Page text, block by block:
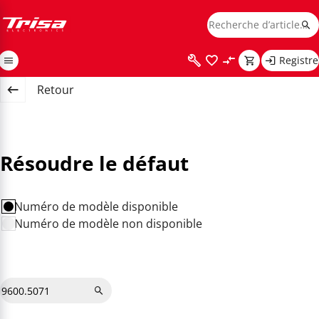
Registre
Retour
Résoudre le défaut
Numéro de modèle disponible
Numéro de modèle non disponible